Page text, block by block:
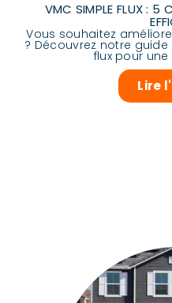
VMC SIMPLE FLUX : 5
Vous souhaitez
? Découvrez notre
flux pour
Lire